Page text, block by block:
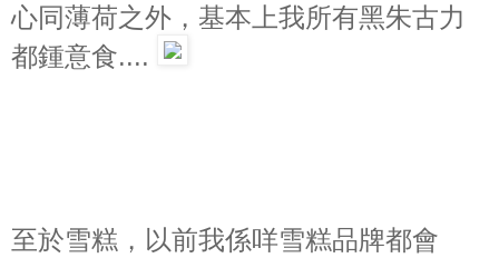
心同薄荷之外，基本上我所有黑朱古力
都鍾意食....
至於雪糕，以前我係咩雪糕品牌都會